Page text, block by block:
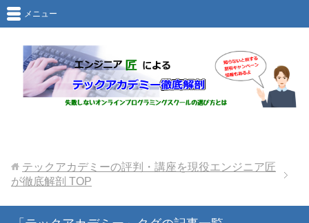
メニュー
テックアカデミーの評判・講座を現役エンジニア匠
が徹底解剖 TOP